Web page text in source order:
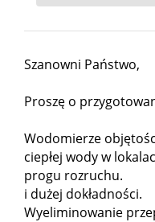
Szanowni Państwo,
Proszę o
Wodomierze
ciepłej wody w
progu rozruchu.
i dużej dokładności.
Wyeliminowanie